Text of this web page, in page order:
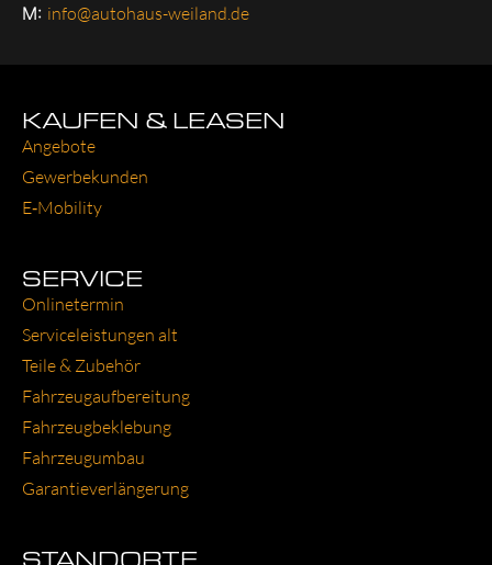
M: info@autohaus-weiland.de
KAUFEN & LEASEN
Ange­bo­te
Gewer­be­kun­den
E‑Mobility
SERVICE
Online­ter­min
Ser­vice­leis­tun­gen alt
Tei­le & Zube­hör
Fahr­zeug­auf­be­rei­tung
Fahr­zeug­be­kle­bung
Fahr­zeug­um­bau
Garantie­verlängerung
STANDORTE